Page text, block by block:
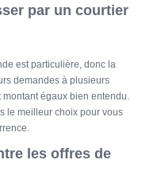
par un courtier
est particulière, donc la
demandes à plusieurs
égaux bien entendu.
le meilleur choix pour vous
les offres de